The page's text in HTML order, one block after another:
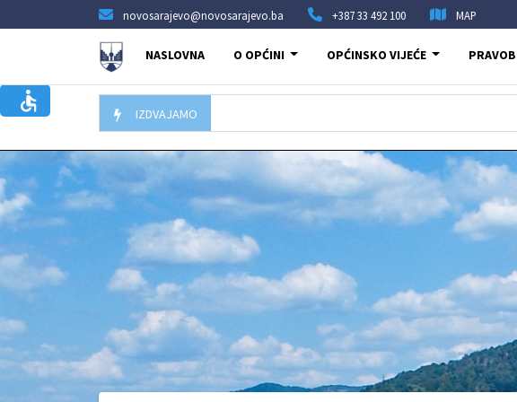
novosarajevo@novosarajevo.ba +387 33 492 100 MAP
NASLOVNA O OPĆINI OPĆINSKO VIJEĆE
IZDVAJAMO